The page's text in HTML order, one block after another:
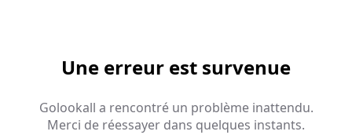
Une erreur est survenue
Golookall a rencontré un problème inattendu.
Merci de réessayer dans quelques instants.